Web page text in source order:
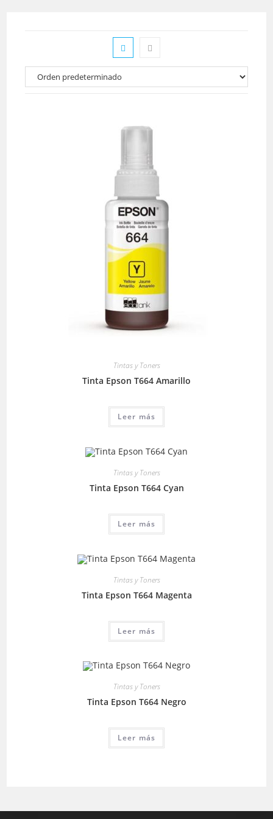
Tintas y Toners
Tinta Epson T664 Amarillo
Leer más
Tintas y Toners
Tinta Epson T664 Cyan
Leer más
Tintas y Toners
Tinta Epson T664 Magenta
Leer más
Tintas y Toners
Tinta Epson T664 Negro
Leer más